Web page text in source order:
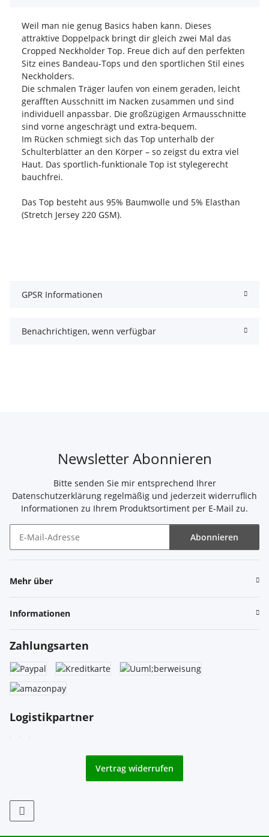
Weil man nie genug Basics haben kann. Dieses
attraktive Doppelpack bringt dir gleich zwei Mal das
Cropped Neckholder Top. Freue dich auf den perfekten
Sitz eines Bandeau-Tops und den sportlichen Stil eines
Neckholders.
Die schmalen Träger laufen von einem geraden, leicht
gerafften Ausschnitt im Nacken zusammen und sind
individuell anpassbar. Die großzügigen Armausschnitte
sind vorne angeschrägt und extra-bequem.
Im Rücken schmiegt sich das Top unterhalb der
Schulterblätter an den Körper – so zeigst du extra viel
Haut. Das sportlich-funktionale Top ist stylegerecht
bauchfrei.
Das Top besteht aus 95% Baumwolle und 5% Elasthan
(Stretch Jersey 220 GSM).
GPSR Informationen
Benachrichtigen, wenn verfügbar
Newsletter Abonnieren
Bitte senden Sie mir entsprechend Ihrer
Datenschutzerklärung regelmäßig und jederzeit widerruflich
Informationen zu Ihrem Produktsortiment per E-Mail zu.
Abonnieren
Mehr über
Informationen
Zahlungsarten
Logistikpartner
Vertrag widerrufen